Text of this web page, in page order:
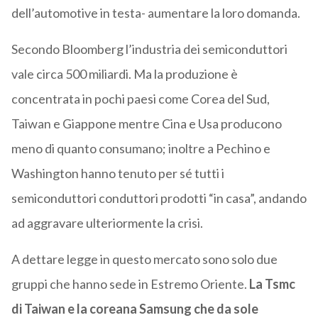
dell’automotive in testa- aumentare la loro domanda.
Secondo Bloomberg l’industria dei semiconduttori
vale circa 500 miliardi. Ma la produzione è
concentrata in pochi paesi come Corea del Sud,
Taiwan e Giappone mentre Cina e Usa producono
meno di quanto consumano; inoltre a Pechino e
Washington hanno tenuto per sé tutti i
semiconduttori conduttori prodotti “in casa”, andando
ad aggravare ulteriormente la crisi.
A dettare legge in questo mercato sono solo due
gruppi che hanno sede in Estremo Oriente. La Tsmc
di Taiwan e la coreana Samsung che da sole